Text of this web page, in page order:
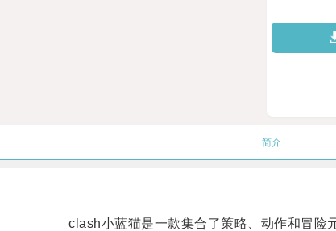
简介
clash小蓝猫是一款集合了策略、动作和冒险元